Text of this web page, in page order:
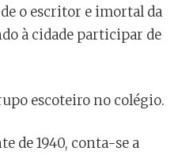
o escritor e imortal da
à cidade participar de
escoteiro no colégio.
de 1940, conta-se a